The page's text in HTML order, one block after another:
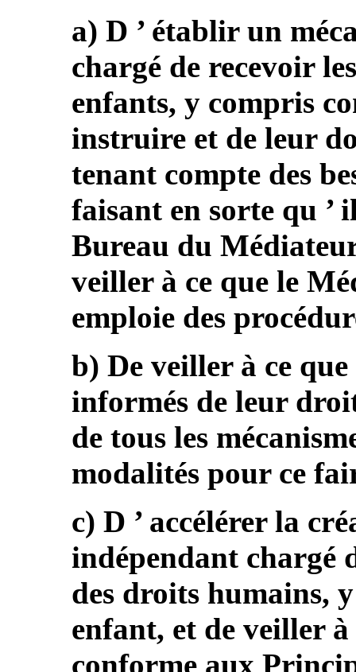
a) D ’ établir un
chargé de recevoir
enfants, y compris
instruire et de leur
tenant compte des
faisant en sorte qu ’
Bureau du
veiller à ce que le
emploie des
b) De veiller à ce
informés de leur
de tous les
modalités pour ce
c) D ’ accélérer la
indépendant chargé
des droits humains,
enfant, et de veiller
conforme aux